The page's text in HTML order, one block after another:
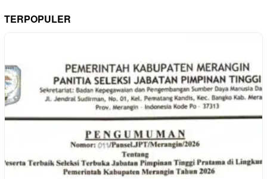
TERPOPULER